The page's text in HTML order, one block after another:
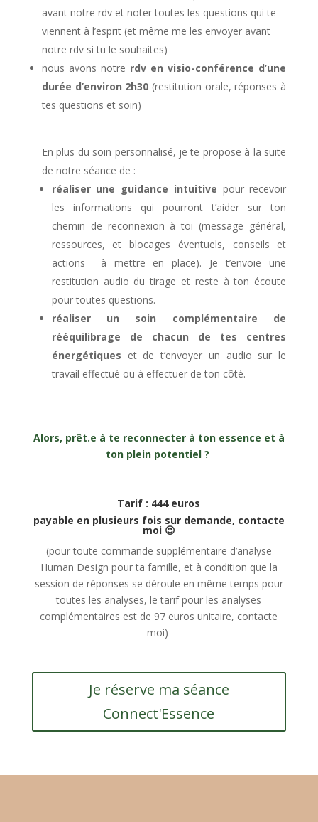
avant notre rdv et noter toutes les questions qui te
viennent à l’esprit (et même me les envoyer avant
notre rdv si tu le souhaites)
nous avons notre rdv en visio-conférence d’une
durée d’environ 2h30 (restitution orale, réponses à
tes questions et soin)
En plus du soin personnalisé, je te propose à la suite
de notre séance de :
réaliser une guidance intuitive pour recevoir
les informations qui pourront t’aider sur ton
chemin de reconnexion à toi (message général,
ressources, et blocages éventuels, conseils et
actions à mettre en place). Je t’envoie une
restitution audio du tirage et reste à ton écoute
pour toutes questions.
réaliser un soin complémentaire de
rééquilibrage de chacun de tes centres
énergétiques et de t’envoyer un audio sur le
travail effectué ou à effectuer de ton côté.
Alors, prêt.e à te reconnecter à ton essence et à
ton plein potentiel ?
Tarif : 444 euros
payable en plusieurs fois sur demande, contacte
moi 😉
(pour toute commande supplémentaire d’analyse
Human Design pour ta famille, et à condition que la
session de réponses se déroule en même temps pour
toutes les analyses, le tarif pour les analyses
complémentaires est de 97 euros unitaire, contacte
moi)
Je réserve ma séance
Connect'Essence